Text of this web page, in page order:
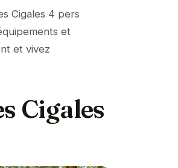
Cigales 4 pers
et
et vivez
Cigales